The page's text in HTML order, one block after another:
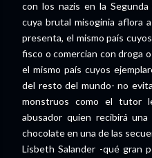
con los nazis en la
cuya brutal misoginia aflora
presenta, el mismo país
fisco o comercian con droga
el mismo país cuyos
del resto del mundo- no
monstruos como el tutor
abusador quien recibirá
chocolate en una de las
Lisbeth Salander -qué gran